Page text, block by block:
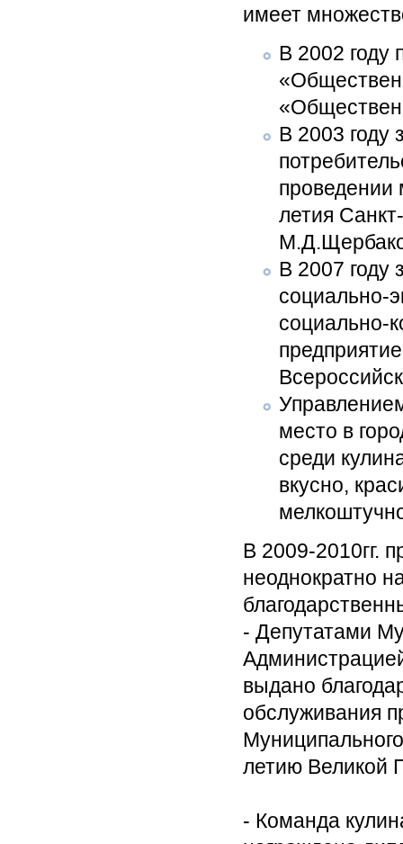
имеет
В 2002 году
В 2003 году
проведении
летия
В 2007 году
социально-
социально-
место в
среди
вкусно,
В 2009-2010гг.
неоднократно
- Депутатами
выдано
обслуживания
летию Великой
- Команда